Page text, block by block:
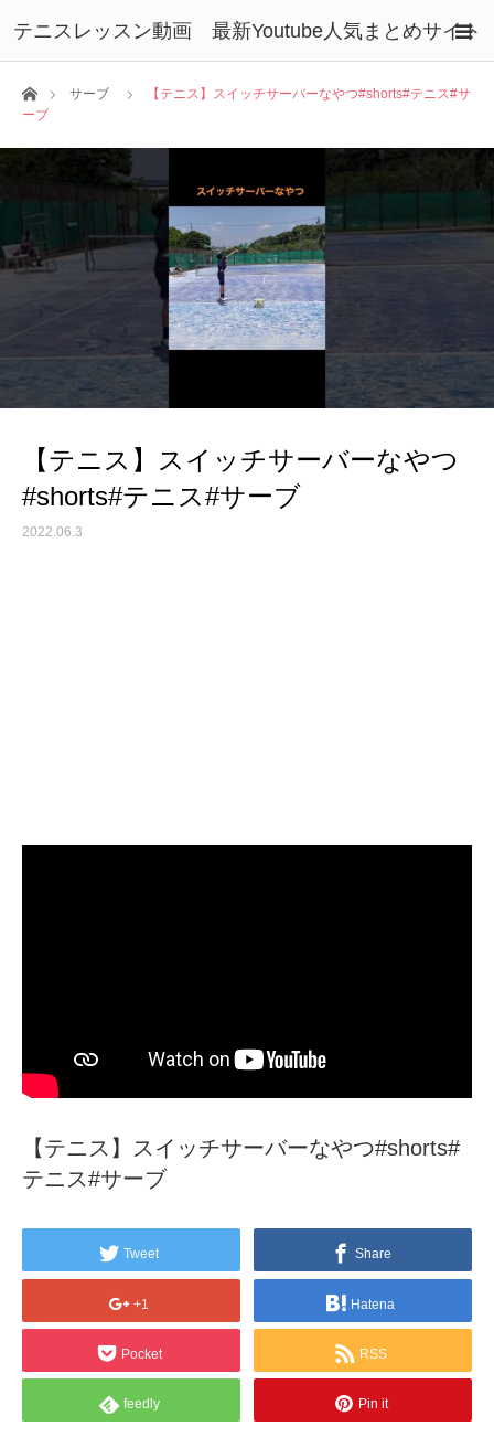
テニスレッスン動画 最新Youtube人気まとめサイト
ホームサーブ
【テニス】スイッチサーバーなやつ#shorts#テニス#サ
ーブ
【テニス】スイッチサーバーなやつ
#shorts#テニス#サーブ
2022.06.3
【テニス】スイッチサーバーなやつ#shorts#
テニス#サーブ
Tweet Share
+1 Hatena
Pocket RSS
feedly Pin it